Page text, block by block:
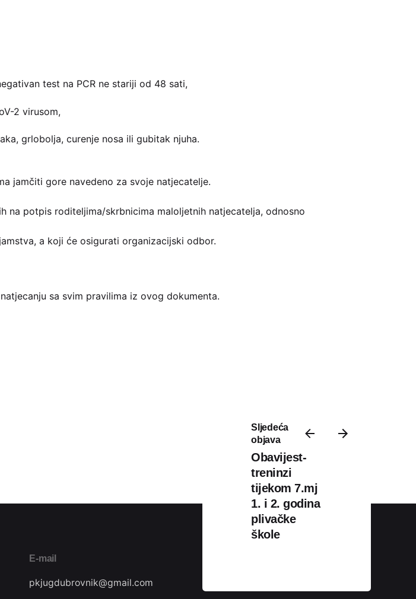
test na PCR ne stariji od 48 sati,
2 virusom,
grlobolja, curenje nosa ili gubitak njuha.
jamčiti gore navedeno za svoje natjecatelje.
potpis roditeljima/skrbnicima maloljetnih natjecatelja, odnosno
a koji će osigurati organizacijski odbor.
sa svim pravilima iz ovog dokumenta.
Sljedeća
objava
Obavijest-
treninzi
tijekom 7.mj
1. i 2. godina
plivačke
škole
E-mail
pkjugdubrovnik@gmail.com